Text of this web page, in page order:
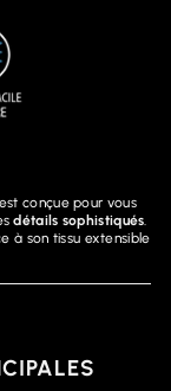
conçue pour vous
détails sophistiqués.
à son tissu extensible